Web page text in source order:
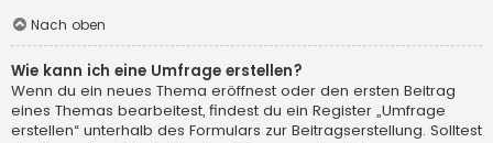
Nach oben
Wie kann ich eine Umfrage erstellen?
Wenn du ein neues Thema eröffnest oder den ersten Beitrag
eines Themas bearbeitest, findest du ein Register „Umfrage
erstellen“ unterhalb des Formulars zur Beitragserstellung. Solltest